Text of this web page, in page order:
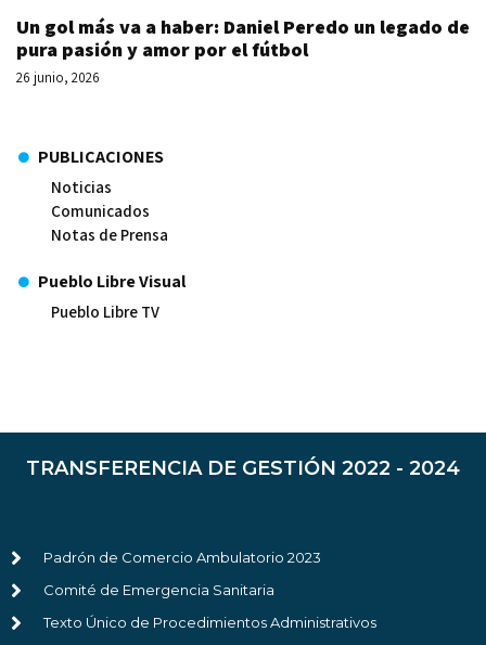
Un gol más va a haber: Daniel Peredo un legado de
pura pasión y amor por el fútbol
26 junio, 2026
PUBLICACIONES
Noticias
Comunicados
Notas de Prensa
Pueblo Libre Visual
Pueblo Libre TV
TRANSFERENCIA DE GESTIÓN 2022 - 2024
Padrón de Comercio Ambulatorio 2023
Comité de Emergencia Sanitaria
Texto Único de Procedimientos Administrativos